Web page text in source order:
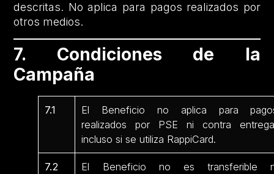
descritas. No aplica para pagos realizados por
otros medios.
7. Condiciones de la
Campaña
7.1
El Beneficio no aplica para
realizados por PSE ni contra
incluso si se utiliza RappiCard.
7.2
El Beneficio no es transferible